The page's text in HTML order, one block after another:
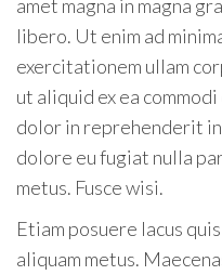
amet magna in magna
libero. Ut enim ad
exercitationem ullam
ut aliquid ex ea
dolor in reprehenderit
dolore eu fugiat nulla
metus. Fusce wisi.
Etiam posuere lacus
aliquam metus.